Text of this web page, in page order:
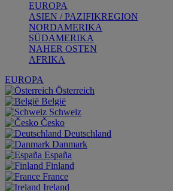
EUROPA
ASIEN / PAZIFIKREGION
NORDAMERIKA
SÜDAMERIKA
NAHER OSTEN
AFRIKA
EUROPA
Österreich
België
Schweiz
Česko
Deutschland
Danmark
España
Finland
France
Ireland